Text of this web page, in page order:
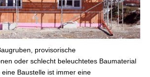
provisorische
oder schlecht beleuchtetes Baumaterial
Baustelle ist immer eine